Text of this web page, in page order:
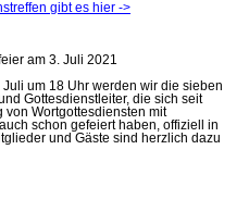
gibt es hier ->
am 3. Juli 2021
um 18 Uhr werden wir die sieben
Gottesdienstleiter, die sich seit
von Wortgottesdiensten mit
schon gefeiert haben, offiziell in
und Gäste sind herzlich dazu